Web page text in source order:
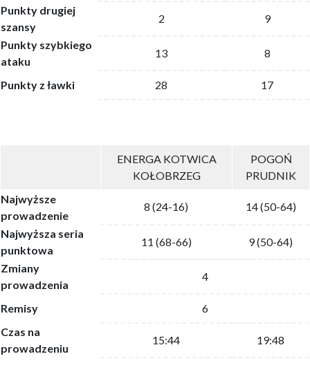
Punkty drugiej
szansy
2
9
Punkty szybkiego
ataku
13 8
Punkty z ławki 28 17
ENERGA KOTWICA
KOŁOBRZEG
POGOŃ
PRUDNIK
Najwyższe
prowadzenie
8 (24-16) 14 (50-64)
Najwyższa seria
punktowa
11 (68-66)
9 (50-64)
Zmiany
prowadzenia
4
Remisy
6
Czas na
prowadzeniu
15:44 19:48